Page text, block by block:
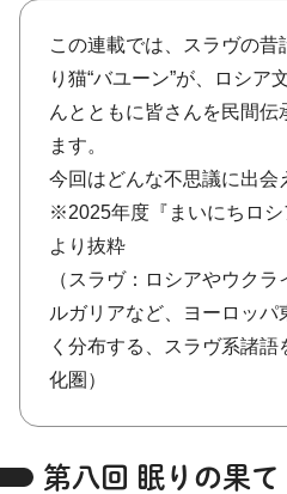
この連載では、スラヴの昔
り猫“バユーン”が、ロシア
んとともに皆さんを民間伝
ます。
今回はどんな不思議に出会
※2025年度『まいにちロ
より抜粋
（スラヴ：ロシアやウク
ルガリアなど、ヨーロッ
く分布する、スラヴ系諸
化圏）
第八回 眠りの果て